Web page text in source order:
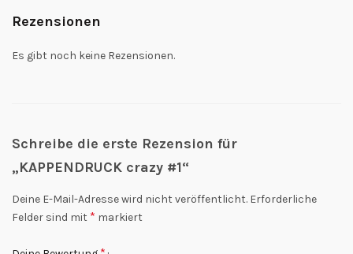
Rezensionen
Es gibt noch keine Rezensionen.
Schreibe die erste Rezension für
„KAPPENDRUCK crazy #1“
Deine E-Mail-Adresse wird nicht veröffentlicht. Erforderliche
Felder sind mit * markiert